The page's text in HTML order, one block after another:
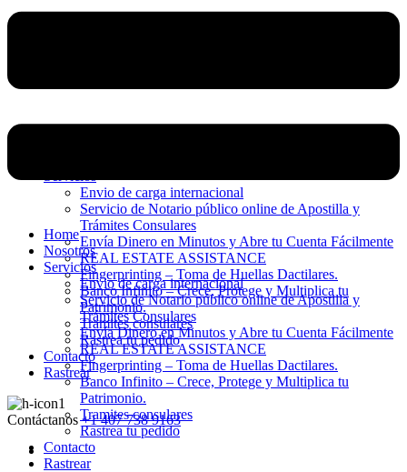
Envio de carga internacional
Servicio de Notario público online de Apostilla y
Trámites Consulares
Envía Dinero en Minutos y Abre tu Cuenta Fácilmente
REAL ESTATE ASSISTANCE
Fingerprinting – Toma de Huellas Dactilares.
Banco Infinito – Crece, Protege y Multiplica tu
Patrimonio.
Tramites consulares
Rastrea tu pedido
Contacto
Rastrear
Contáctanos +1 407 738 9163
Home
Nosotros
Servicios
Envio de carga internacional
Servicio de Notario público online de Apostilla y
Trámites Consulares
Envía Dinero en Minutos y Abre tu Cuenta Fácilmente
REAL ESTATE ASSISTANCE
Fingerprinting – Toma de Huellas Dactilares.
Banco Infinito – Crece, Protege y Multiplica tu
Patrimonio.
Tramites consulares
Rastrea tu pedido
Contacto
Rastrear